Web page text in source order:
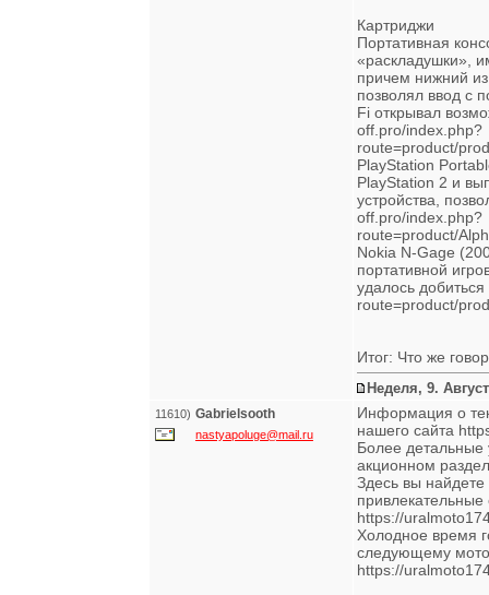
Картриджи
Портативная
«раскладушки»,
причем нижний
позволял ввод с
Fi открывал
off.pro/index.php?
route=product/
PlayStation
PlayStation 2 и
устройства,
off.pro/index.php?
route=product/
Nokia N-Gage
портативной
удалось
route=product/
Итог: Что же
Неделя, 9.
11610) Gabrielsooth
nastyapoluge@mail.ru
Информация о
нашего сайта
Более
акционном
Здесь вы
https://
Холодное время
следующему
https://